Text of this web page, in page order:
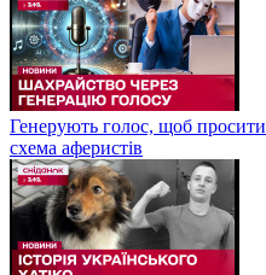
Генерують голос, щоб
схема аферистів